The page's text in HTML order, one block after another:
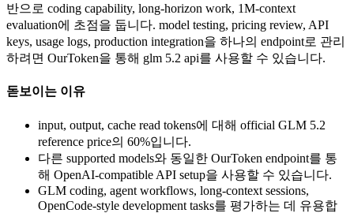
반으로 coding capability, long-horizon work, 1M-context
evaluation에 초점을 둡니다. model testing, pricing review, API
keys, usage logs, production integration을 하나의 endpoint로 관리
하려면 OurToken을 통해 glm 5.2 api를 사용할 수 있습니다.
돋보이는 이유
input, output, cache read tokens에 대해 official GLM 5.2
reference price의 60%입니다.
다른 supported models와 동일한 OurToken endpoint를 통
해 OpenAI-compatible API setup을 사용할 수 있습니다.
GLM coding, agent workflows, long-context sessions,
OpenCode-style development tasks를 평가하는 데 유용합